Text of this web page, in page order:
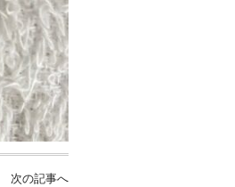
次の記事へ